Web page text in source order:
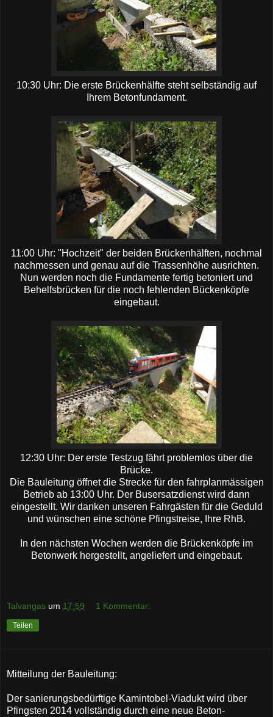
10:30 Uhr: Die erste Brückenhälfte steht selbständig auf
Ihrem Betonfundament.
11:00 Uhr: "Hochzeit" der beiden Brückenhälften, nochmal
nachmessen und genau auf die Trassenhöhe ausrichten.
Nun werden noch die Fundamente fertig betoniert und
Behelfsbrücken für die noch fehlenden Bückenköpfe
eingebaut.
12:30 Uhr: Der erste Testzug fährt problemlos über die
Brücke.
Die Bauleitung öffnet die Strecke für den fahrplanmässigen
Betrieb ab 13:00 Uhr. Der Busersatzdienst wird dann
eingestellt. Wir danken unseren Fahrgästen für die Geduld
und wünschen eine schöne Pfingstreise, Ihre RhB.
In den nächsten Wochen werden die Brückenköpfe im
Betonwerk hergestellt, angeliefert und eingebaut.
Talvangas um 17:59 1 Kommentar:
Teilen
Mitteilung der Bauleitung:
Der sanierungsbedürftige Kamintobel-Viadukt wird über
Pfingsten 2014 vollständig durch eine neue Beton-